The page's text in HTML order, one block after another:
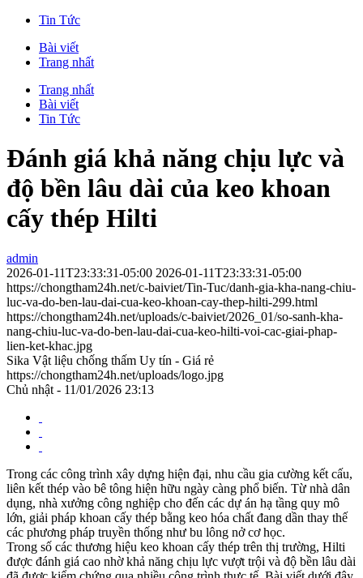
Tin Tức
Bài viết
Trang nhất
Trang nhất
Bài viết
Tin Tức
Đánh giá khả năng chịu lực và
độ bền lâu dài của keo khoan
cấy thép Hilti
admin
2026-01-11T23:33:31-05:00 2026-01-11T23:33:31-05:00
https://chongtham24h.net/c-baiviet/Tin-Tuc/danh-gia-kha-nang-chiu-
luc-va-do-ben-lau-dai-cua-keo-khoan-cay-thep-hilti-299.html
https://chongtham24h.net/uploads/c-baiviet/2026_01/so-sanh-kha-
nang-chiu-luc-va-do-ben-lau-dai-cua-keo-hilti-voi-cac-giai-phap-
lien-ket-khac.jpg
Sika Vật liệu chống thấm Uy tín - Giá rẻ
https://chongtham24h.net/uploads/logo.jpg
Chủ nhật - 11/01/2026 23:13
Trong các công trình xây dựng hiện đại, nhu cầu gia cường kết cấu,
liên kết thép vào bê tông hiện hữu ngày càng phổ biến. Từ nhà dân
dụng, nhà xưởng công nghiệp cho đến các dự án hạ tầng quy mô
lớn, giải pháp khoan cấy thép bằng keo hóa chất đang dần thay thế
các phương pháp truyền thống như bu lông nở cơ học.
Trong số các thương hiệu keo khoan cấy thép trên thị trường, Hilti
được đánh giá cao nhờ khả năng chịu lực vượt trội và độ bền lâu dài